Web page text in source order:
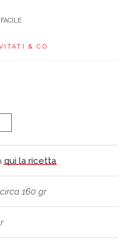
FACILE
& CO
qui la ricetta
circa 160 gr